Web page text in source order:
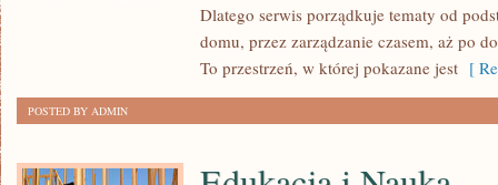
ODŻYWIANIE
Dlatego serwis porządkuje tematy od
domu, przez zarządzanie czasem, aż po
To przestrzeń, w której pokazane jest [
POSTED BY ADMIN